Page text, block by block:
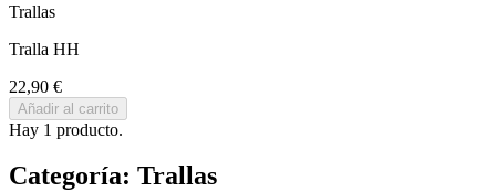
Trallas
Tralla HH
22,90 €
Añadir al carrito
Hay 1 producto.
Categoría: Trallas